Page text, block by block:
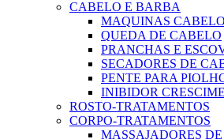
CABELO E BARBA
MAQUINAS
QUEDA DE CABELO
PRANCHAS E
SECADORES DE
PENTE PARA
INIBIDOR
ROSTO-TRATAMENTOS
CORPO-TRATAMENTOS
MASSAJADORES DE